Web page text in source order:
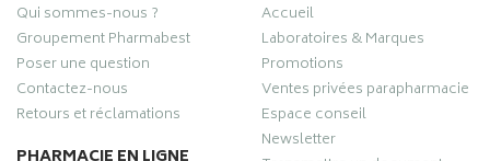
Qui sommes-nous ?
Groupement Pharmabest
Poser une question
Contactez-nous
Retours et réclamations
Accueil
Laboratoires & Marques
Promotions
Ventes privées parapharmacie
Espace conseil
Newsletter